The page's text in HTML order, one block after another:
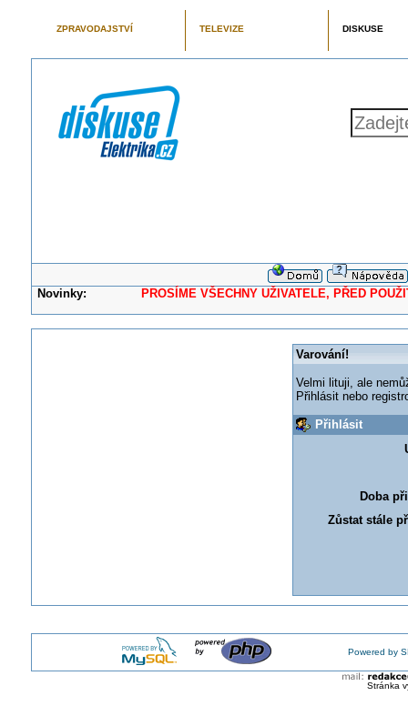
ZPRAVODAJSTVÍ TELEVIZE DISKUSE
Novinky: PROSÍME VŠECHNY UŽIVATELE, PŘED
Varování!
Velmi lituji, ale
Přihlásit nebo
Přihlásit
Doba
Zůstat stále
Powered by
Stránka